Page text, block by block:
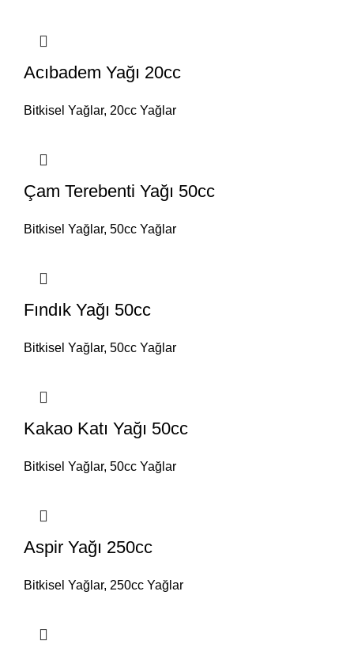
Acıbadem Yağı 20cc
Bitkisel Yağlar, 20cc Yağlar
Çam Terebenti Yağı 50cc
Bitkisel Yağlar, 50cc Yağlar
Fındık Yağı 50cc
Bitkisel Yağlar, 50cc Yağlar
Kakao Katı Yağı 50cc
Bitkisel Yağlar, 50cc Yağlar
Aspir Yağı 250cc
Bitkisel Yağlar, 250cc Yağlar